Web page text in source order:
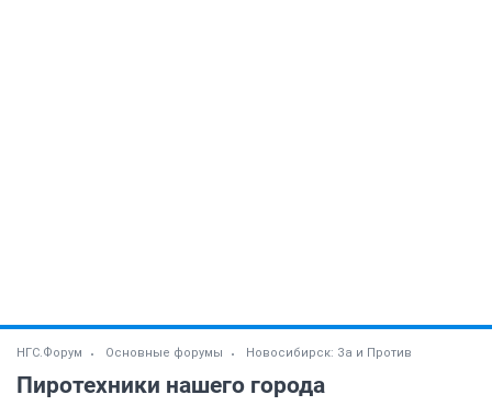
НГС.Форум Основные форумы Новосибирск: За и Против
Пиротехники нашего города